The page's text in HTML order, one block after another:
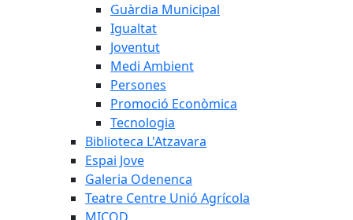
Guàrdia Municipal
Igualtat
Joventut
Medi Ambient
Persones
Promoció Econòmica
Tecnologia
Biblioteca L'Atzavara
Espai Jove
Galeria Odenenca
Teatre Centre Unió Agrícola